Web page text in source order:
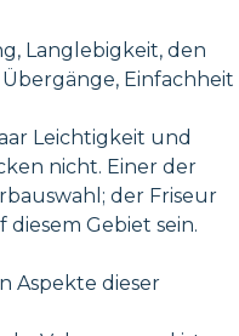
Langlebigkeit, den
Einfachheit
Leichtigkeit und
nicht. Einer der
der Friseur
Gebiet sein.
Aspekte dieser